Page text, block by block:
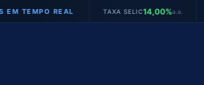
REAL TAXA SELIC14,00%a.a. IPCA